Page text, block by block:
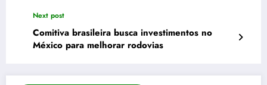
Next post
Comitiva brasileira busca investimentos no
México para melhorar rodovias